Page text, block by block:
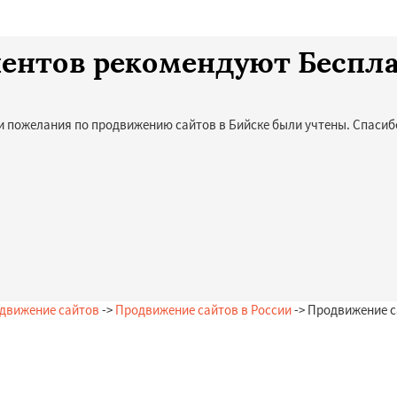
рекомендуют
пожелания по продвижению сайтов в Бийске были учтены.
сайтов -> Продвижение сайтов в России-> Продвижение